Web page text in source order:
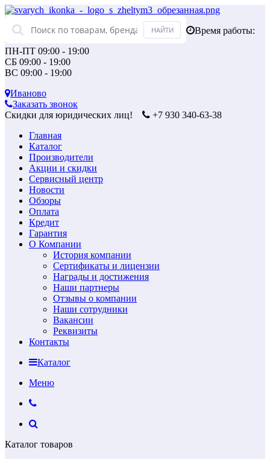
Время работы:
ПН-ПТ 09:00 - 19:00
СБ 09:00 - 19:00
ВС 09:00 - 19:00
Иваново
Заказать звонок
Скидки для юридических лиц!
+7 930 340-63-38
Главная
Каталог
Производители
Акции и скидки
Сервисный центр
Новости
Обзоры
Оплата
Кредит
Гарантия
О Компании
История компании
Сертификаты и лицензии
Награды и достижения
Наши партнеры
Отзывы о компании
Наши сотрудники
Вакансии
Реквизиты
Контакты
Каталог
Меню
Каталог товаров